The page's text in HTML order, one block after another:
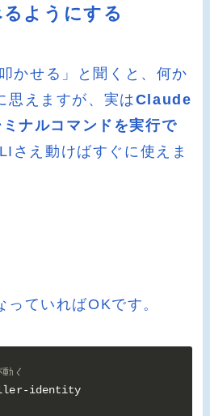
ようにする
かせる」と聞くと、何か
思えますが、実はClaude
ナルコマンドを実行で
さえ動けばすぐに使えま
ていればOKです。
く
identity